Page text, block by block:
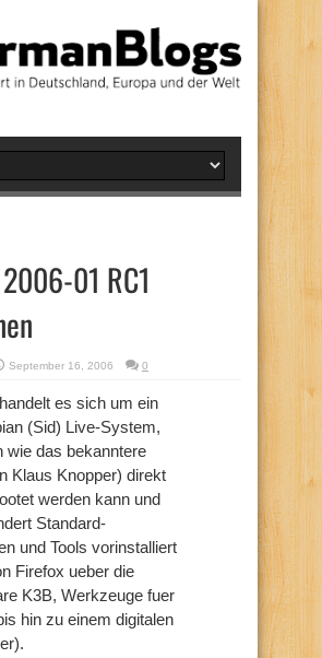
01 RC1
September 16, 2006 0
es sich um ein
(Sid) Live-System,
wie das bekanntere
Klaus Knopper) direkt
werden kann und
Standard-
und Tools vorinstalliert
Firefox ueber die
K3B, Werkzeuge fuer
hin zu einem digitalen